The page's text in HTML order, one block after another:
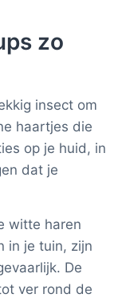
zo
insect om
haartjes die
op je huid, in
dat je
witte haren
in je tuin, zijn
De
ver rond de